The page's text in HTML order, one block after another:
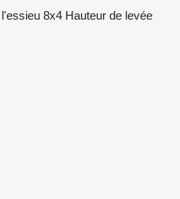
8x4 Hauteur de levée